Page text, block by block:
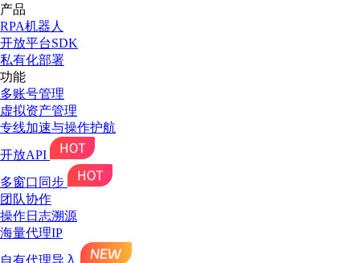
产品
RPA机器人
开放平台SDK
私有化部署
功能
多账号管理
虚拟资产管理
专线加速与操作护航
开放API
多窗口同步
团队协作
操作日志溯源
海量代理IP
自有代理导入